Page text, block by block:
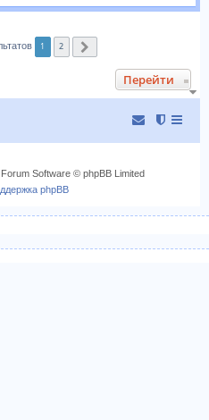
1 2
Перейти
Software © phpBB Limited
phpBB